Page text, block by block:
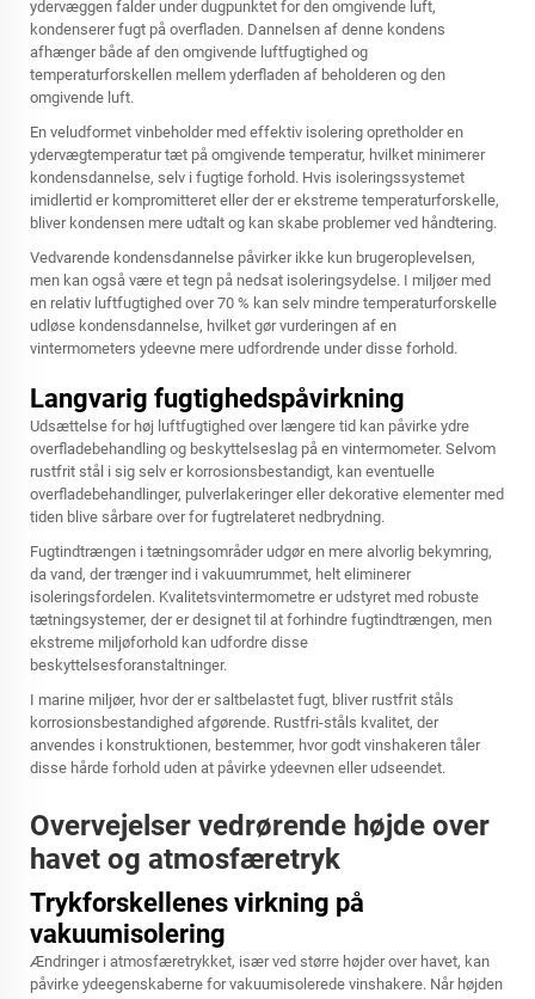
ydervæggen falder under dugpunktet for den omgivende luft,
kondenserer fugt på overfladen. Dannelsen af denne kondens
afhænger både af den omgivende luftfugtighed og
temperaturforskellen mellem yderfladen af beholderen og den
omgivende luft.
En veludformet vinbeholder med effektiv isolering opretholder en
ydervægtemperatur tæt på omgivende temperatur, hvilket minimerer
kondensdannelse, selv i fugtige forhold. Hvis isoleringssystemet
imidlertid er kompromitteret eller der er ekstreme temperaturforskelle,
bliver kondensen mere udtalt og kan skabe problemer ved håndtering.
Vedvarende kondensdannelse påvirker ikke kun brugeroplevelsen,
men kan også være et tegn på nedsat isoleringsydelse. I miljøer med
en relativ luftfugtighed over 70 % kan selv mindre temperaturforskelle
udløse kondensdannelse, hvilket gør vurderingen af en
vintermometers ydeevne mere udfordrende under disse forhold.
Langvarig fugtighedspåvirkning
Udsættelse for høj luftfugtighed over længere tid kan påvirke ydre
overfladebehandling og beskyttelseslag på en vintermometer. Selvom
rustfrit stål i sig selv er korrosionsbestandigt, kan eventuelle
overfladebehandlinger, pulverlakeringer eller dekorative elementer med
tiden blive sårbare over for fugtrelateret nedbrydning.
Fugtindtrængen i tætningsområder udgør en mere alvorlig bekymring,
da vand, der trænger ind i vakuumrummet, helt eliminerer
isoleringsfordelen. Kvalitetsvintermometre er udstyret med robuste
tætningsystemer, der er designet til at forhindre fugtindtrængen, men
ekstreme miljøforhold kan udfordre disse
beskyttelsesforanstaltninger.
I marine miljøer, hvor der er saltbelastet fugt, bliver rustfrit ståls
korrosionsbestandighed afgørende. Rustfri-ståls kvalitet, der
anvendes i konstruktionen, bestemmer, hvor godt vinshakeren tåler
disse hårde forhold uden at påvirke ydeevnen eller udseendet.
Overvejelser vedrørende højde over
havet og atmosfæretryk
Trykforskellenes virkning på
vakuumisolering
Ændringer i atmosfæretrykket, især ved større højder over havet, kan
påvirke ydeegenskaberne for vakuumisolerede vinshakere. Når højden